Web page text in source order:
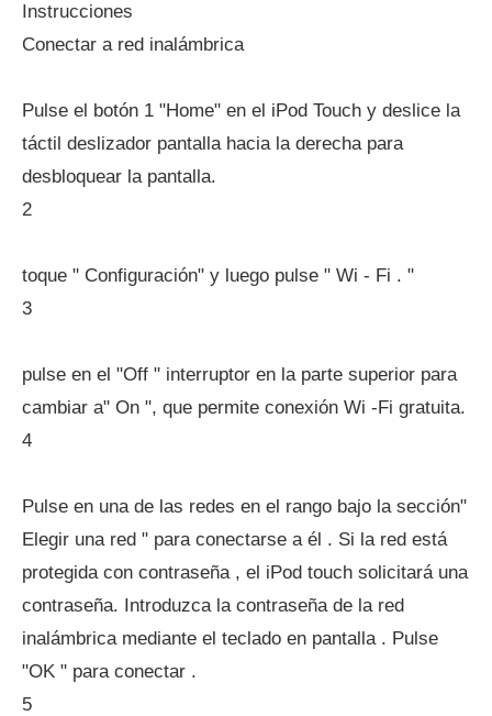
Instrucciones
Conectar a red inalámbrica
Pulse el botón 1 "Home" en el iPod Touch y deslice la
táctil deslizador pantalla hacia la derecha para
desbloquear la pantalla.
2
toque " Configuración" y luego pulse " Wi - Fi . "
3
pulse en el "Off " interruptor en la parte superior para
cambiar a" On ", que permite conexión Wi -Fi gratuita.
4
Pulse en una de las redes en el rango bajo la sección"
Elegir una red " para conectarse a él . Si la red está
protegida con contraseña , el iPod touch solicitará una
contraseña. Introduzca la contraseña de la red
inalámbrica mediante el teclado en pantalla . Pulse
"OK " para conectar .
5